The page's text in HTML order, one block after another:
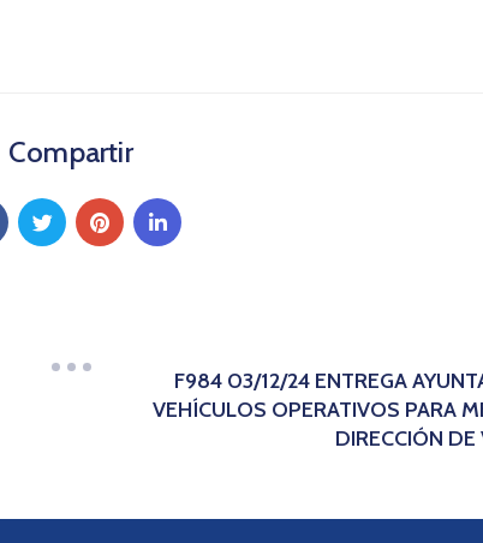
Compartir
F984 03/12/24 ENTREGA
VEHÍCULOS OPERATIVOS PARA
DIRECCIÓN